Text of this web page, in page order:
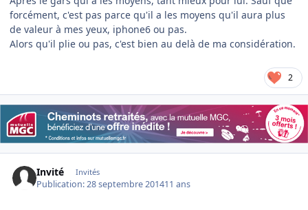
forcément, c'est pas parce qu'il a les moyens qu'il aura plus
de valeur à mes yeux, iphone6 ou pas.
Alors qu'il plie ou pas, c'est bien au delà de ma considération.
2
Invité Invités
Publication:28 septembre 201411 ans